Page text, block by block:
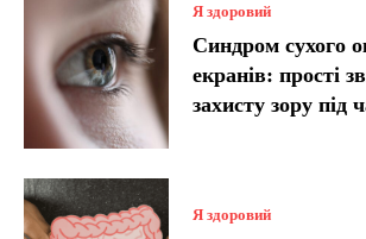
Я здоровий
Синдром сухого
екранів: прості
захисту зору під
Я здоровий